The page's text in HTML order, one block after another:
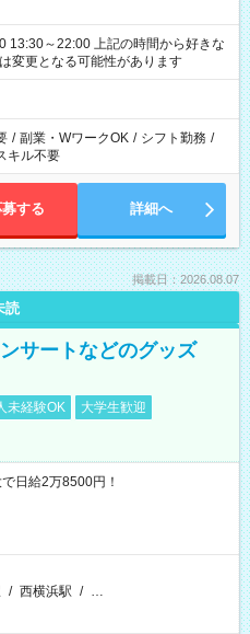
上記の時間から好きな
変更となる可能性があります
/ 副業・WワークOK / シフト勤務 /
キル不要
募する 詳細へ
掲載日：2026.08.07
読
サートなどのグッズ
未経験OK
大学生歓迎
日給2万8500円！
/ 西横浜駅 / …